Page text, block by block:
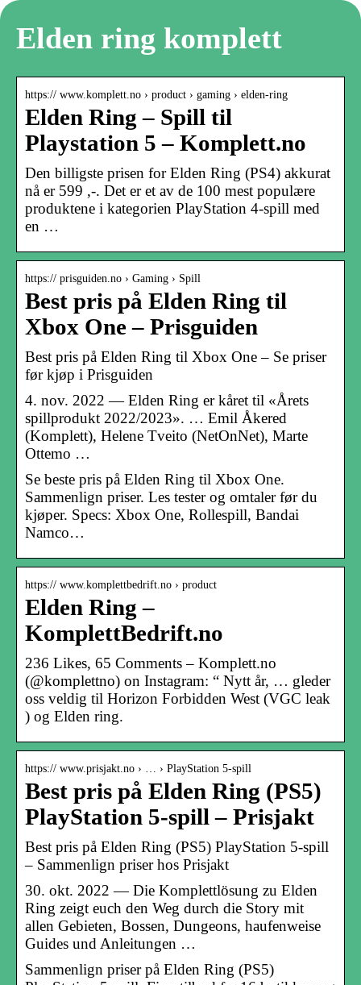
Elden ring komplett
https:// www.komplett.no › product › gaming › elden-ring
Elden Ring – Spill til
Playstation 5 – Komplett.no
Den billigste prisen for Elden Ring (PS4) akkurat
nå er 599 ,-. Det er et av de 100 mest populære
produktene i kategorien PlayStation 4-spill med
en …
https:// prisguiden.no › Gaming › Spill
Best pris på Elden Ring til
Xbox One – Prisguiden
Best pris på Elden Ring til Xbox One – Se priser
før kjøp i Prisguiden
4. nov. 2022 — Elden Ring er kåret til «Årets
spillprodukt 2022/2023». … Emil Åkered
(Komplett), Helene Tveito (NetOnNet), Marte
Ottemo …
Se beste pris på Elden Ring til Xbox One.
Sammenlign priser. Les tester og omtaler før du
kjøper. Specs: Xbox One, Rollespill, Bandai
Namco…
https:// www.komplettbedrift.no › product
Elden Ring –
KomplettBedrift.no
236 Likes, 65 Comments – Komplett.no
(@komplettno) on Instagram: “ Nytt år, … gleder
oss veldig til Horizon Forbidden West (VGC leak
) og Elden ring.
https:// www.prisjakt.no › … › PlayStation 5-spill
Best pris på Elden Ring (PS5)
PlayStation 5-spill – Prisjakt
Best pris på Elden Ring (PS5) PlayStation 5-spill
– Sammenlign priser hos Prisjakt
30. okt. 2022 — Die Komplettlösung zu Elden
Ring zeigt euch den Weg durch die Story mit
allen Gebieten, Bossen, Dungeons, haufenweise
Guides und Anleitungen …
Sammenlign priser på Elden Ring (PS5)